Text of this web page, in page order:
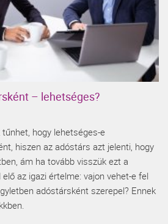
– lehetséges?
hogy lehetséges-e
hiszen az adóstárs azt jelenti, hogy
ám ha tovább visszük ezt a
az igazi értelme: vajon vehet-e fel
adóstársként szerepel? Ennek